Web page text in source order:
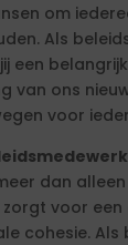
om
Als
een
van ons
voor
dan
zorgt voor
cohesie. Als